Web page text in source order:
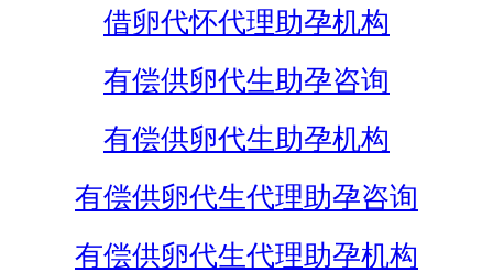
借卵代怀代理助孕机构
有偿供卵代生助孕咨询
有偿供卵代生助孕机构
有偿供卵代生代理助孕咨询
有偿供卵代生代理助孕机构